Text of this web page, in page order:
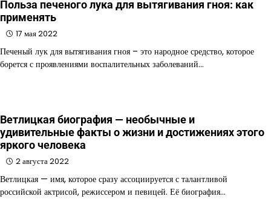
Польза печеного лука для вытягивания гноя: как
применять
17 мая 2022
Печеный лук для вытягивания гноя – это народное средство, которое
борется с проявлениями воспалительных заболеваний…
Ветлицкая биография — необычные и
удивительные факты о жизни и достижениях этого
яркого человека
2 августа 2022
Ветлицкая — имя, которое сразу ассоциируется с талантливой
российской актрисой, режиссером и певицей. Её биография…